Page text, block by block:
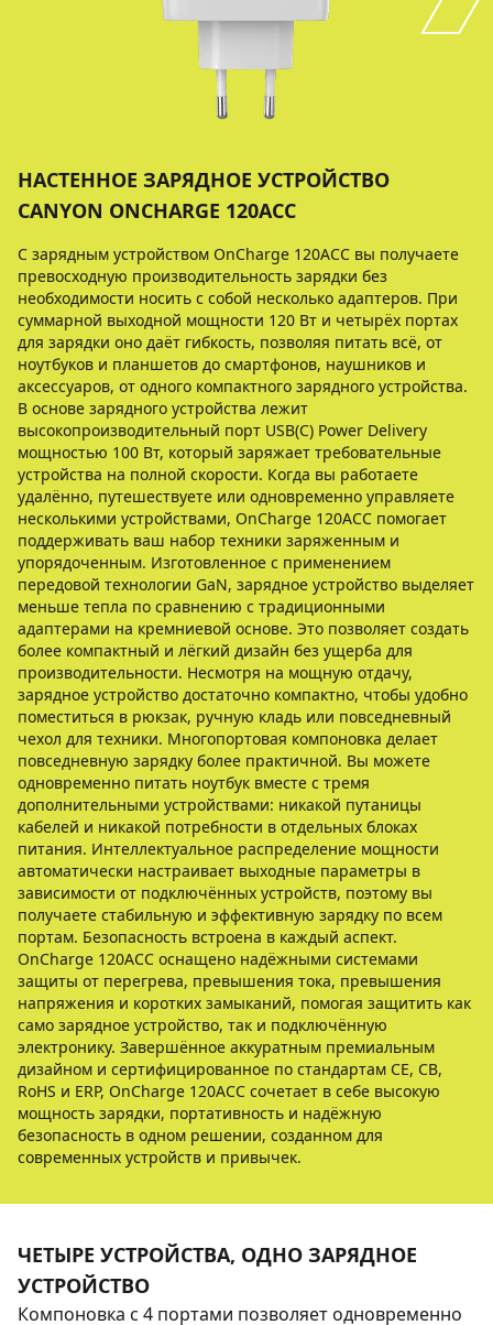
НАСТЕННОЕ ЗАРЯДНОЕ УСТРОЙСТВО
CANYON ONCHARGE 120ACC
С зарядным устройством OnCharge 120ACC вы получаете
превосходную производительность зарядки без
необходимости носить с собой несколько адаптеров. При
суммарной выходной мощности 120 Вт и четырёх портах
для зарядки оно даёт гибкость, позволяя питать всё, от
ноутбуков и планшетов до смартфонов, наушников и
аксессуаров, от одного компактного зарядного устройства.
В основе зарядного устройства лежит
высокопроизводительный порт USB(C) Power Delivery
мощностью 100 Вт, который заряжает требовательные
устройства на полной скорости. Когда вы работаете
удалённо, путешествуете или одновременно управляете
несколькими устройствами, OnCharge 120ACC помогает
поддерживать ваш набор техники заряженным и
упорядоченным. Изготовленное с применением
передовой технологии GaN, зарядное устройство выделяет
меньше тепла по сравнению с традиционными
адаптерами на кремниевой основе. Это позволяет создать
более компактный и лёгкий дизайн без ущерба для
производительности. Несмотря на мощную отдачу,
зарядное устройство достаточно компактно, чтобы удобно
поместиться в рюкзак, ручную кладь или повседневный
чехол для техники. Многопортовая компоновка делает
повседневную зарядку более практичной. Вы можете
одновременно питать ноутбук вместе с тремя
дополнительными устройствами: никакой путаницы
кабелей и никакой потребности в отдельных блоках
питания. Интеллектуальное распределение мощности
автоматически настраивает выходные параметры в
зависимости от подключённых устройств, поэтому вы
получаете стабильную и эффективную зарядку по всем
портам. Безопасность встроена в каждый аспект.
OnCharge 120ACC оснащено надёжными системами
защиты от перегрева, превышения тока, превышения
напряжения и коротких замыканий, помогая защитить как
само зарядное устройство, так и подключённую
электронику. Завершённое аккуратным премиальным
дизайном и сертифицированное по стандартам CE, CB,
RoHS и ERP, OnCharge 120ACC сочетает в себе высокую
мощность зарядки, портативность и надёжную
безопасность в одном решении, созданном для
современных устройств и привычек.
ЧЕТЫРЕ УСТРОЙСТВА, ОДНО ЗАРЯДНОЕ
УСТРОЙСТВО
Компоновка с 4 портами позволяет одновременно